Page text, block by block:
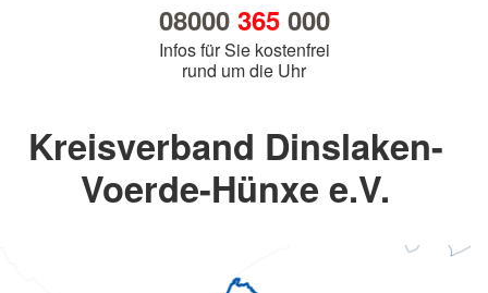
08000 365000
Infos für Sie kostenfrei
rund um die Uhr
Kreisverband Dinslaken-
Voerde-Hünxe e.V.